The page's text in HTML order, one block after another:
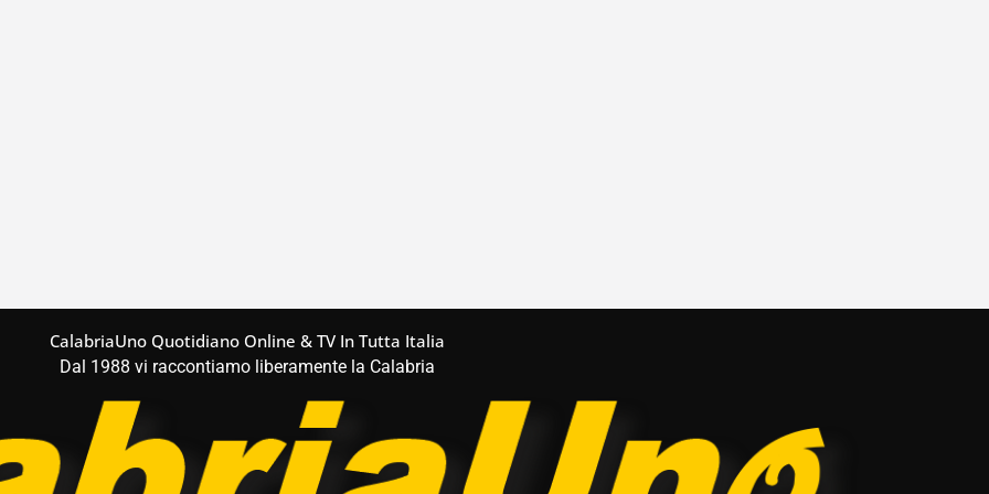
CalabriaUno Quotidiano Online & TV In Tutta Italia
Dal 1988 vi raccontiamo liberamente la Calabria